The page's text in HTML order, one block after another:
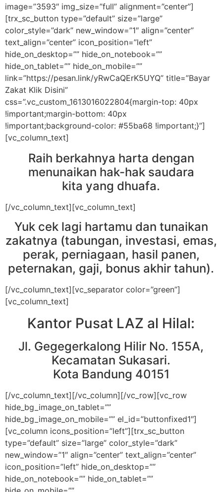
image=”3593″ img_size=”full” alignment=”center”]
[trx_sc_button type=”default” size=”large”
color_style=”dark” new_window=”1″ align=”center”
text_align=”center” icon_position=”left”
hide_on_desktop=”” hide_on_notebook=””
hide_on_tablet=”” hide_on_mobile=””
link=”https://pesan.link/yRwCaQErK5UYQ” title=”Bayar
Zakat Klik Disini”
css=”.vc_custom_1613016022804{margin-top: 40px
!important;margin-bottom: 40px
!important;background-color: #55ba68 !important;}”]
[vc_column_text]
Raih berkahnya harta dengan
menunaikan hak-hak saudara
kita yang dhuafa.
[/vc_column_text][vc_column_text]
Yuk cek lagi hartamu dan tunaikan
zakatnya (tabungan, investasi, emas,
perak, perniagaan, hasil panen,
peternakan, gaji, bonus akhir tahun).
[/vc_column_text][vc_separator color=”green”]
[vc_column_text]
Kantor Pusat LAZ al Hilal:
Jl. Gegegerkalong Hilir No. 155A,
Kecamatan Sukasari.
Kota Bandung 40151
[/vc_column_text][/vc_column][/vc_row][vc_row
hide_bg_image_on_tablet=””
hide_bg_image_on_mobile=”” el_id=”buttonfixed1″]
[vc_column icons_position=”left”][trx_sc_button
type=”default” size=”large” color_style=”dark”
new_window=”1″ align=”center” text_align=”center”
icon_position=”left” hide_on_desktop=””
hide_on_notebook=”” hide_on_tablet=””